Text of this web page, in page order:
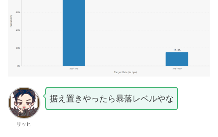
リッヒ
据え置きやったら暴落レベルやな